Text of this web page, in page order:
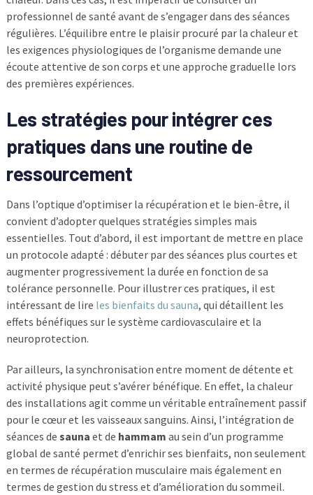
professionnel de santé avant de s’engager dans des séances
régulières. L’équilibre entre le plaisir procuré par la chaleur et
les exigences physiologiques de l’organisme demande une
écoute attentive de son corps et une approche graduelle lors
des premières expériences.
Les stratégies pour intégrer ces
pratiques dans une routine de
ressourcement
Dans l’optique d’optimiser la récupération et le bien-être, il
convient d’adopter quelques stratégies simples mais
essentielles. Tout d’abord, il est important de mettre en place
un protocole adapté : débuter par des séances plus courtes et
augmenter progressivement la durée en fonction de sa
tolérance personnelle. Pour illustrer ces pratiques, il est
intéressant de lire les bienfaits du sauna, qui détaillent les
effets bénéfiques sur le système cardiovasculaire et la
neuroprotection.
Par ailleurs, la synchronisation entre moment de détente et
activité physique peut s’avérer bénéfique. En effet, la chaleur
des installations agit comme un véritable entraînement passif
pour le cœur et les vaisseaux sanguins. Ainsi, l’intégration de
séances de sauna et de hammam au sein d’un programme
global de santé permet d’enrichir ses bienfaits, non seulement
en termes de récupération musculaire mais également en
termes de gestion du stress et d’amélioration du sommeil.